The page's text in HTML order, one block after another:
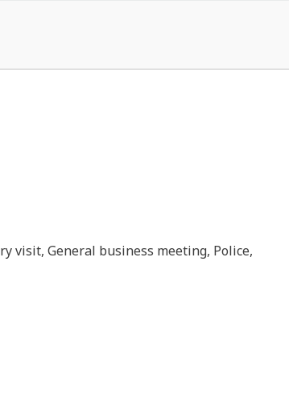
visit, General business meeting, Police,